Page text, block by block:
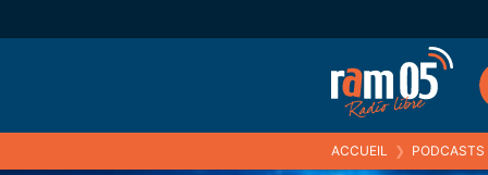
ACCUEIL ❯ PODCASTS